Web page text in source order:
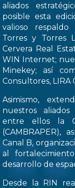
aliados
posible esta
valioso
Torres y Torres
Cervera Real
WIN Internet;
Minekey; así
Consultores, LIRA
Asimismo,
nuestros aliados
entre ellos la
(CAMBRAPER),
Canal B,
al
desarrollo de
Desde la RIN